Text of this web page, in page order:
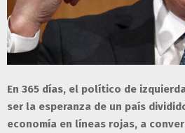
En 365 días, el político de
ser la esperanza de un país
economía en líneas rojas, a